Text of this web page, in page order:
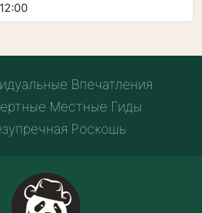
12:00
Впечатления
Местные Гиды
Роскошь